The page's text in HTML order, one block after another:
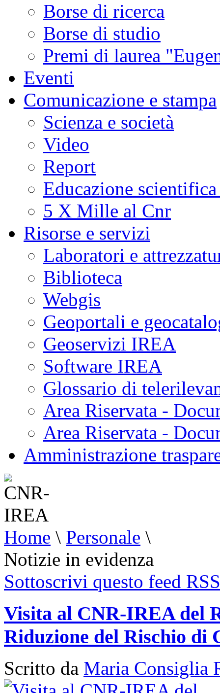
Borse di ricerca
Borse di studio
Premi di laurea
Eventi
Comunicazione e stampa
Scienza e società
Video
Report
Educazione
5 X Mille al Cnr
Risorse e servizi
Laboratori e
Biblioteca
Webgis
Geoportali e
Geoservizi IREA
Software IREA
Glossario di
Area Riservata -
Area Riservata -
Amministrazione
Home \ Personale \
Notizie in evidenza
Sottoscrivi questo feed RSS
Visita al CNR-IREA del
Riduzione del Rischio di
Scritto da Maria Consiglia